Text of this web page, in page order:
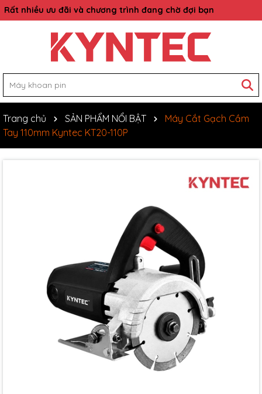
Rất nhiều ưu đãi và chương trình đang chờ đợi bạn
Trang chủ SẢN PHẨM NỔI BẬT
Máy Cắt Gạch Cầm
Tay 110mm Kyntec KT20-110P